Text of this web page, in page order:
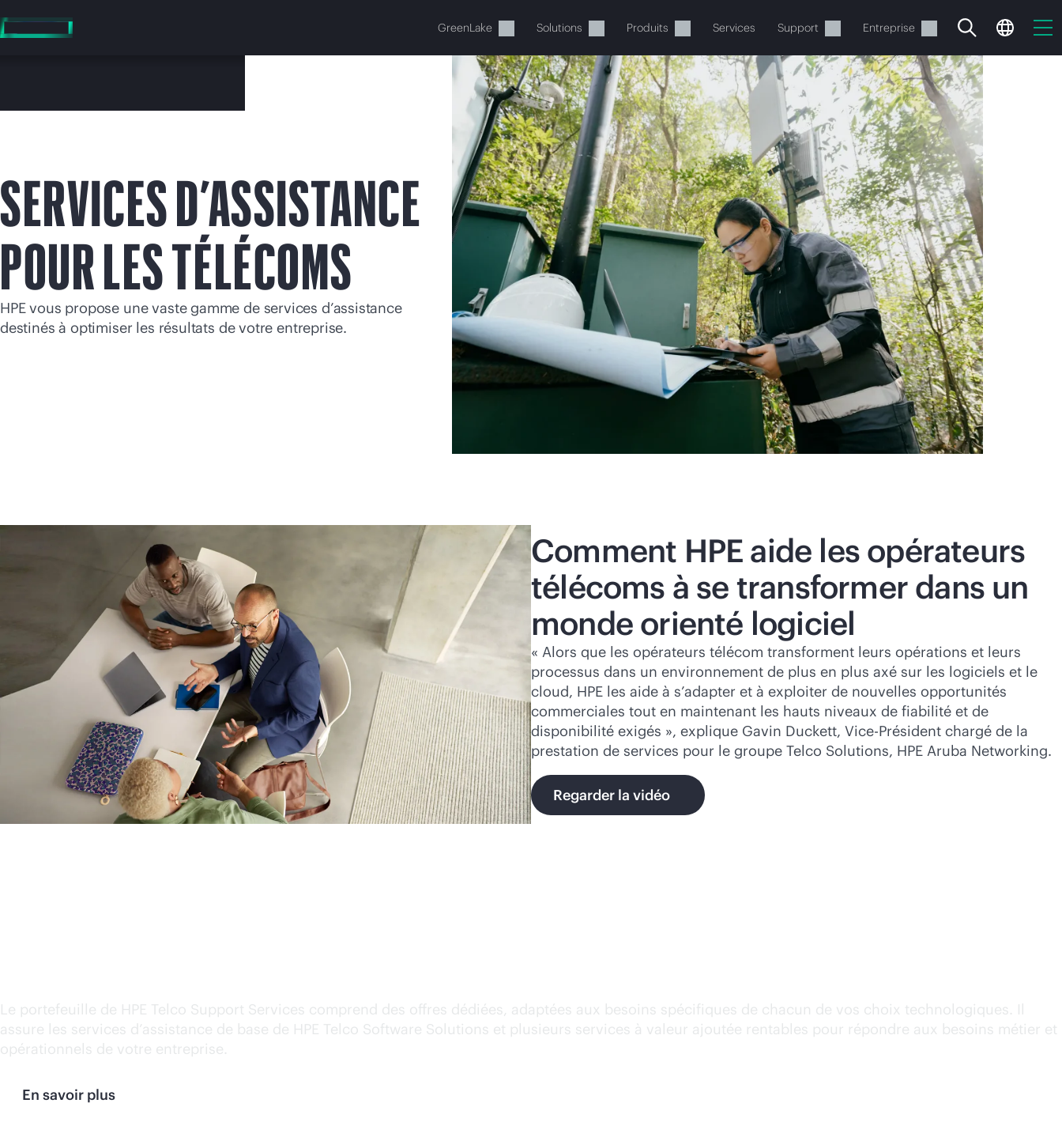
au
contenu
GreenLake Solutions Produits Services Support Entreprise
Votre panier est actuellement vide
Rendez-vous dans la boutique HPE pour découvrir, configurer et commander.
Acheter maintenant
SERVICES D’ASSISTANCE
POUR LES TÉLÉCOMS
HPE vous propose une vaste gamme de services d’assistance
destinés à optimiser les résultats de votre entreprise.
Comment HPE aide les opérateurs
télécoms à se transformer dans un
monde orienté logiciel
« Alors que les opérateurs télécom transforment leurs opérations et leurs
processus dans un environnement de plus en plus axé sur les logiciels et le
cloud, HPE les aide à s’adapter et à exploiter de nouvelles opportunités
commerciales tout en maintenant les hauts niveaux de fiabilité et de
disponibilité exigés », explique Gavin Duckett, Vice-Président chargé de la
prestation de services pour le groupe Telco Solutions, HPE Aruba Networking.
Regarder la vidéo
Le portefeuille de HPE Telco Support Services comprend des offres dédiées, adaptées aux besoins spécifiques de chacun de vos choix technologiques. Il
assure les services d’assistance de base de HPE Telco Software Solutions et plusieurs services à valeur ajoutée rentables pour répondre aux besoins métier et
opérationnels de votre entreprise.
En savoir plus